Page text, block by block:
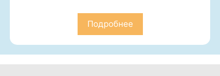
Подробнее